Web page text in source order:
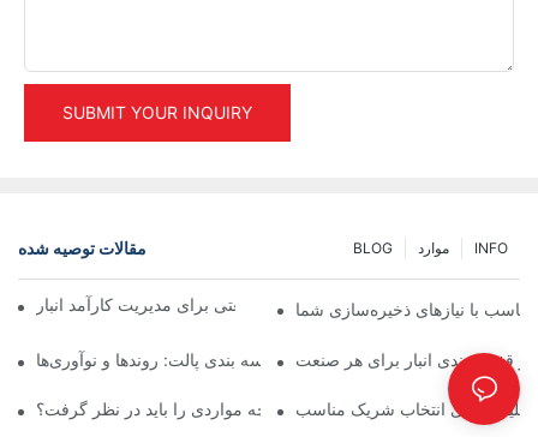
SUBMIT YOUR INQUIRY
مقالات توصیه شده INFO موارد BLOG
راهکارهای برتر قفسه بندی صنعتی برای مدیریت کارآمد انبار
با نیازهای ذخیره‌سازی شما
آینده راهکارهای قفسه بندی پالت: روندها و نوآوری‌هاقفسه بندی انبار برای هر صنعت
تامین‌کنندگان قفسه‌بندی انبار: چه مواردی را باید در نظر گرفت؟
کلیدی برای انتخاب شریک مناسب